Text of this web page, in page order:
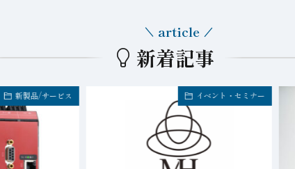
新着記事
article
新製品/サービス イベント・セミナー